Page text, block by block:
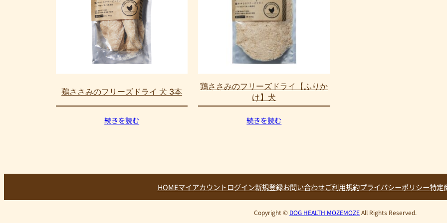
鶏ささみのフリーズドライ 犬 3本
続きを読む
鶏ささみのフリーズドライ【ふりか
け】犬
続きを読む
HOMEマイアカウントログイン新規登録お問い合わせご利用規約プライバシーポリシー特定
Copyright © DOG HEALTH MOZEMOZEAll Rights Reserved.